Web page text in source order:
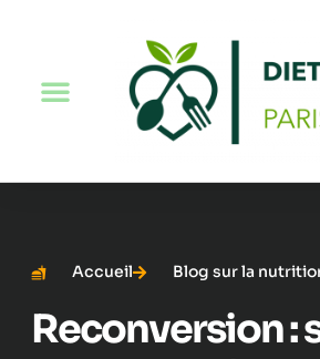
Accueil Blog sur la
Reconversion :